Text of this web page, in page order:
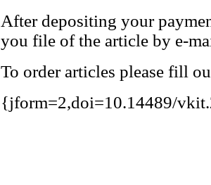
After depositing your
you file of the article by e-
To order articles please fill
{jform=2,doi=10.14489/